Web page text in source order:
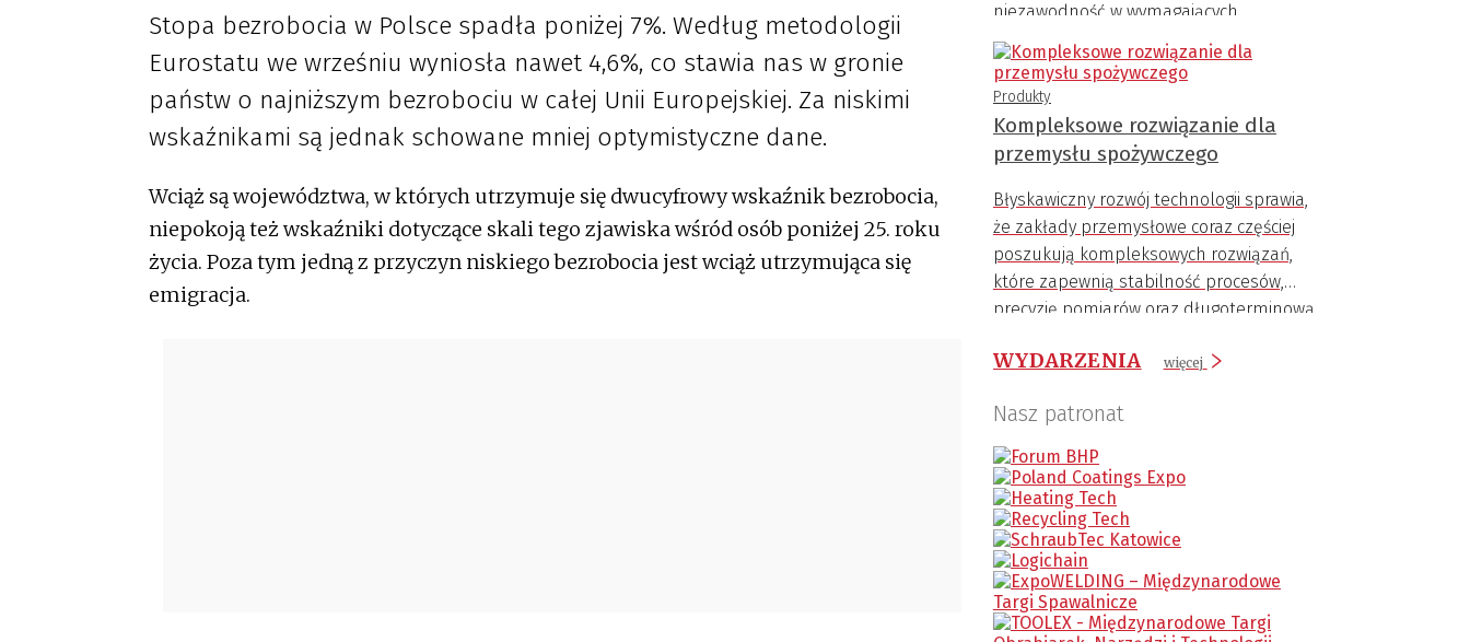
Stopa bezrobocia w Polsce spadła poniżej 7%. Według metodologii
Eurostatu we wrześniu wyniosła nawet 4,6%, co stawia nas w gronie
państw o najniższym bezrobociu w całej Unii Europejskiej. Za niskimi
wskaźnikami są jednak schowane mniej optymistyczne dane.
Wciąż są województwa, w których utrzymuje się dwucyfrowy wskaźnik bezrobocia,
niepokoją też wskaźniki dotyczące skali tego zjawiska wśród osób poniżej 25. roku
życia. Poza tym jedną z przyczyn niskiego bezrobocia jest wciąż utrzymująca się
emigracja.
niezawodność w wymagających
warunkach przemysłowych.
Produkty
Kompleksowe rozwiązanie dla
przemysłu spożywczego
Błyskawiczny rozwój technologii sprawia,
że zakłady przemysłowe coraz częściej
poszukują kompleksowych rozwiązań,
które zapewnią stabilność procesów,
precyzję pomiarów oraz długoterminową
WYDARZENIA więcej
Nasz patronat